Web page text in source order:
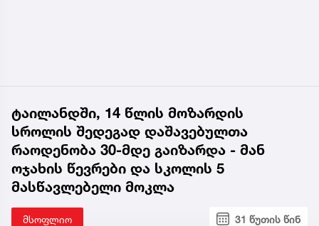
ტაილანდში, 14 წლის მოზარდის
სროლის შედეგად დაშავებულთა
რაოდენობა 30-მდე გაიზარდა - მან
ოჯახის წევრები და სკოლის 5
მასწავლებელი მოკლა
მსოფლიო 31 წუთის წინ